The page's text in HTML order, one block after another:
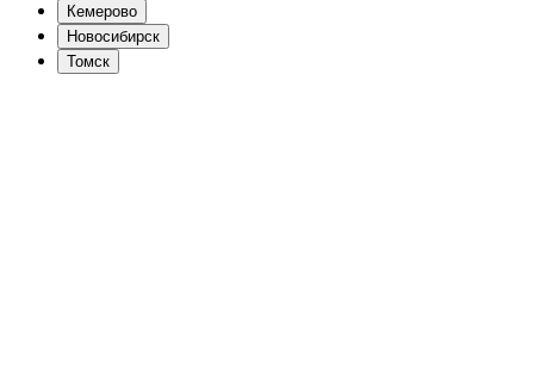
Кемерово
Новосибирск
Томск